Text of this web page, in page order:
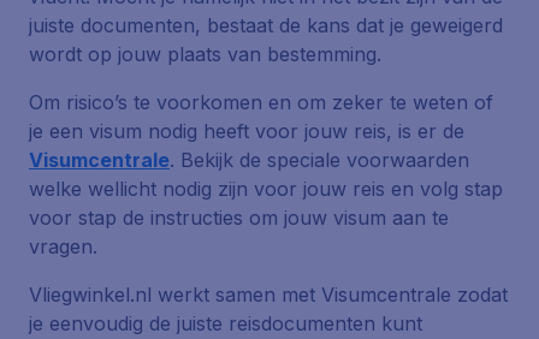
juiste documenten, bestaat de kans dat je geweigerd
wordt op jouw plaats van bestemming.
Om risico’s te voorkomen en om zeker te weten of
je een visum nodig heeft voor jouw reis, is er de
Visumcentrale. Bekijk de speciale voorwaarden
welke wellicht nodig zijn voor jouw reis en volg stap
voor stap de instructies om jouw visum aan te
vragen.
Vliegwinkel.nl werkt samen met Visumcentrale zodat
je eenvoudig de juiste reisdocumenten kunt